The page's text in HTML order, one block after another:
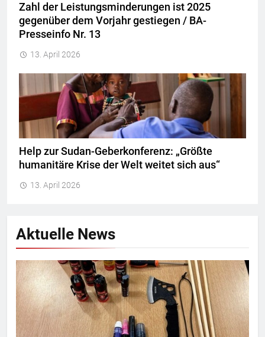
Zahl der Leistungsminderungen ist 2025
gegenüber dem Vorjahr gestiegen / BA-
Presseinfo Nr. 13
13. April 2026
Help zur Sudan-Geberkonferenz: „Größte
humanitäre Krise der Welt weitet sich aus“
13. April 2026
Aktuelle News